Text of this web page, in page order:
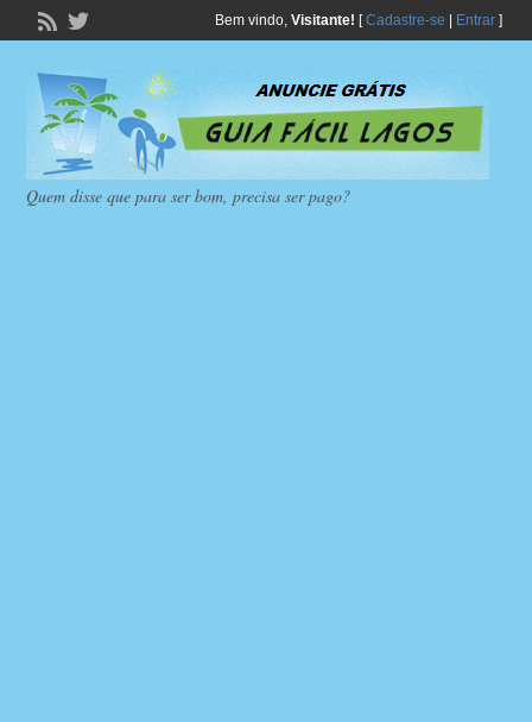
Bem vindo, Visitante! [Cadastre-se Entrar]
Quem disse que para ser bom, precisa ser pago?